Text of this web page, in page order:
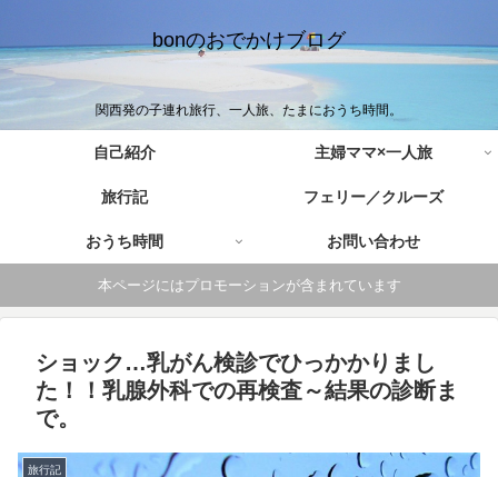
bonのおでかけブログ
関西発の子連れ旅行、一人旅、たまにおうち時間。
自己紹介 主婦ママ×一人旅
旅行記 フェリー／クルーズ
おうち時間 お問い合わせ
本ページにはプロモーションが含まれています
ショック…乳がん検診でひっかかりまし
た！！乳腺外科での再検査～結果の診断ま
で。
旅行記